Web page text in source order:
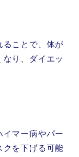
ることで、体が
り、ダイエッ
イマー病やパー
クを下げる可能